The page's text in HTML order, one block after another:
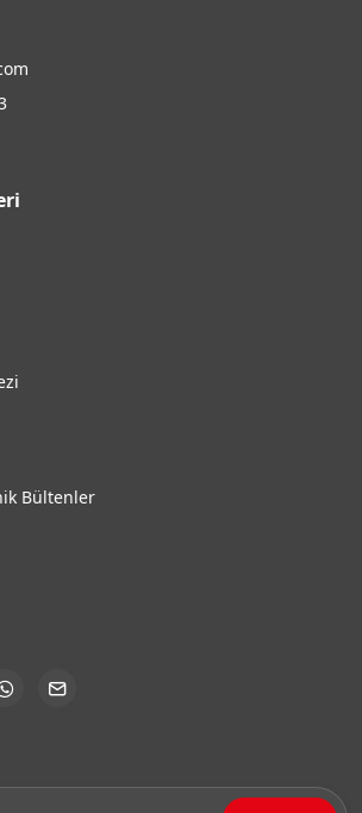
Bültenler